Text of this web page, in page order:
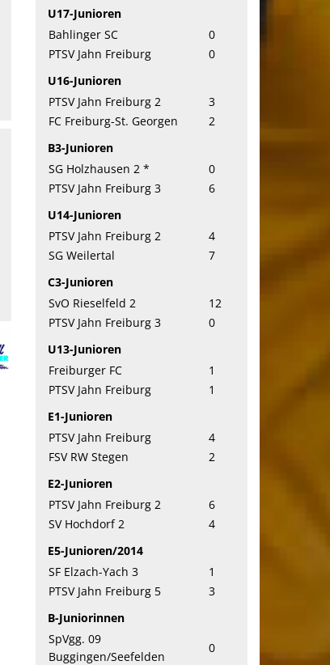
U17-Junioren
Bahlinger SC
0
PTSV Jahn Freiburg
0
U16-Junioren
PTSV Jahn Freiburg 2
3
FC Freiburg-St. Georgen
2
B3-Junioren
SG Holzhausen 2 *
0
PTSV Jahn Freiburg 3
6
U14-Junioren
PTSV Jahn Freiburg 2
4
SG Weilertal
7
C3-Junioren
SvO Rieselfeld 2
12
PTSV Jahn Freiburg 3
0
U13-Junioren
Freiburger FC
1
PTSV Jahn Freiburg
1
E1-Junioren
PTSV Jahn Freiburg
4
FSV RW Stegen
2
E2-Junioren
PTSV Jahn Freiburg 2
6
SV Hochdorf 2
4
E5-Junioren/2014
SF Elzach-Yach 3
1
PTSV Jahn Freiburg 5
3
B-Juniorinnen
SpVgg. 09
Buggingen/Seefelden
0